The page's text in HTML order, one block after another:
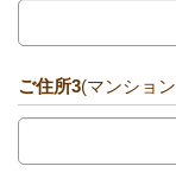
ご住所3(マンショ